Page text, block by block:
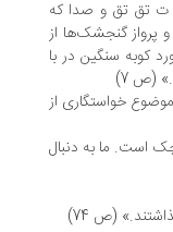
و صدا که
گنجشک‌ها از
سنگین در با
از
به دنبال
(ص 74)